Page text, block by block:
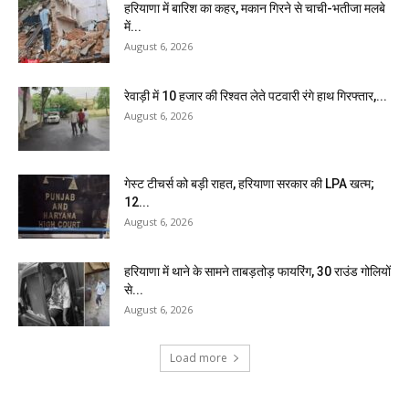
हरियाणा में बारिश का कहर, मकान गिरने से चाची-भतीजा मलबे
में...
August 6, 2026
रेवाड़ी में 10 हजार की रिश्वत लेते पटवारी रंगे हाथ गिरफ्तार,...
August 6, 2026
गेस्ट टीचर्स को बड़ी राहत, हरियाणा सरकार की LPA खत्म;
12...
August 6, 2026
हरियाणा में थाने के सामने ताबड़तोड़ फायरिंग, 30 राउंड गोलियों
से...
August 6, 2026
Load more